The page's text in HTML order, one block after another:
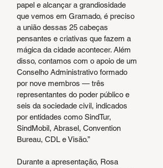
papel e alcançar a grandiosidade
que vemos em Gramado, é preciso
a união dessas 25 cabeças
pensantes e criativas que fazem a
mágica da cidade acontecer. Além
disso, contamos com o apoio de um
Conselho Administrativo formado
por nove membros — três
representantes do poder público e
seis da sociedade civil, indicados
por entidades como SindTur,
SindMobil, Abrasel, Convention
Bureau, CDL e Visão.”
Durante a apresentação, Rosa